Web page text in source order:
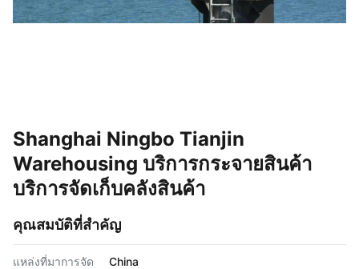
Shanghai Ningbo Tianjin
Warehousing บริการกระจายสินค้า
บริการจัดเก็บคลังสินค้า
คุณสมบัติที่สำคัญ
แหล่งที่มาการจัด
China